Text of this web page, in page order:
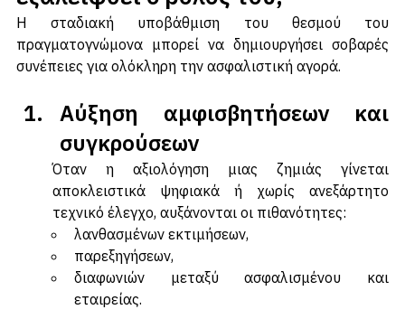
εξαλειφθεί ο ρόλος του;
Η σταδιακή υποβάθμιση του θεσμού του
πραγματογνώμονα μπορεί να δημιουργήσει σοβαρές
Αύξηση αμφισβητήσεων και
συγκρούσεων
Όταν η αξιολόγηση μιας ζημιάς γίνεται
αποκλειστικά ψηφιακά ή χωρίς ανεξάρτητο
τεχνικό έλεγχο, αυξάνονται οι πιθανότητες:
λανθασμένων εκτιμήσεων,
παρεξηγήσεων,
διαφωνιών μεταξύ ασφαλισμένου και